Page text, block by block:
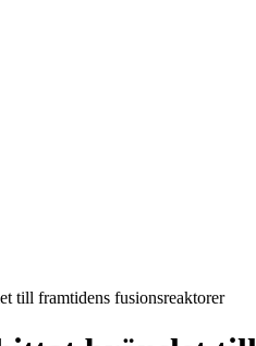
till framtidens fusionsreaktorer